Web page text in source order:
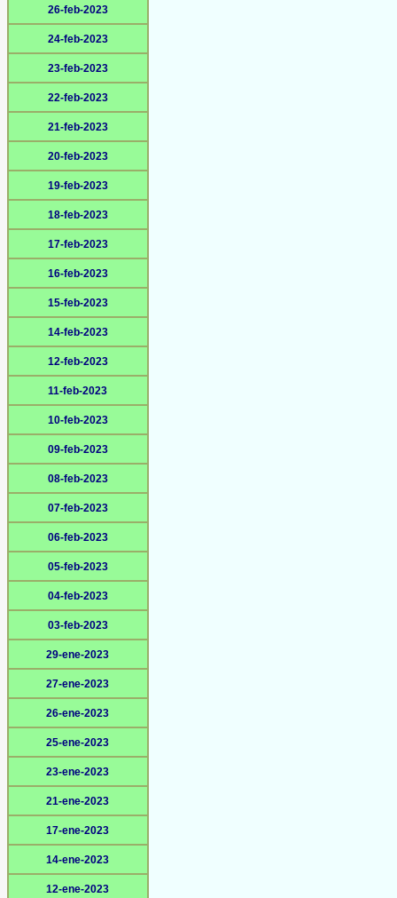
26-feb-2023
24-feb-2023
23-feb-2023
22-feb-2023
21-feb-2023
20-feb-2023
19-feb-2023
18-feb-2023
17-feb-2023
16-feb-2023
15-feb-2023
14-feb-2023
12-feb-2023
11-feb-2023
10-feb-2023
09-feb-2023
08-feb-2023
07-feb-2023
06-feb-2023
05-feb-2023
04-feb-2023
03-feb-2023
29-ene-2023
27-ene-2023
26-ene-2023
25-ene-2023
23-ene-2023
21-ene-2023
17-ene-2023
14-ene-2023
12-ene-2023